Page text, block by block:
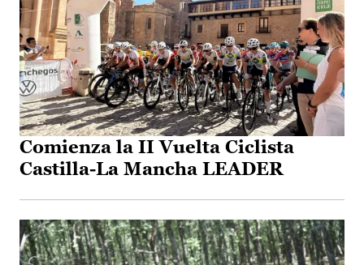
Comienza la II Vuelta Ciclista
Castilla-La Mancha LEADER